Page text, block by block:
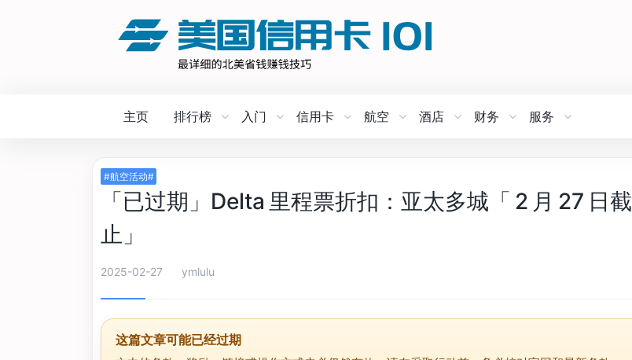
主页 排行榜 入门 信用卡 航空 酒店 财务 服务
#航空活动#
「已过期」Delta 里程票折扣：亚太多城「 2 月 27 日截
止」
2025-02-27 ymlulu
这篇文章可能已经过期